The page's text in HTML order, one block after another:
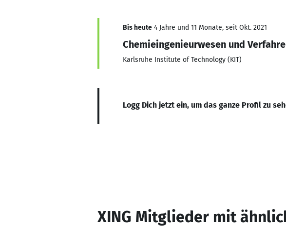
Bis heute 4 Jahre und 11 Monate, seit Okt. 2021
Chemieingenieurwesen und
Karlsruhe Institute of Technology (KIT)
Logg Dich jetzt ein, um das ganze Profil zu
XING Mitglieder mit